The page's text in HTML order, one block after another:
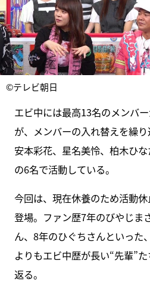
©テレビ朝日
エビ中には最高13名のメンバ
が、メンバーの入れ替えを繰り
安本彩花、星名美怜、柏木ひ
の6名で活動している。
今回は、現在休養のため活動
登場。ファン歴7年のびやじま
ん、8年のひぐちさんといった
よりもエビ中歴が長い“先輩”
返る。